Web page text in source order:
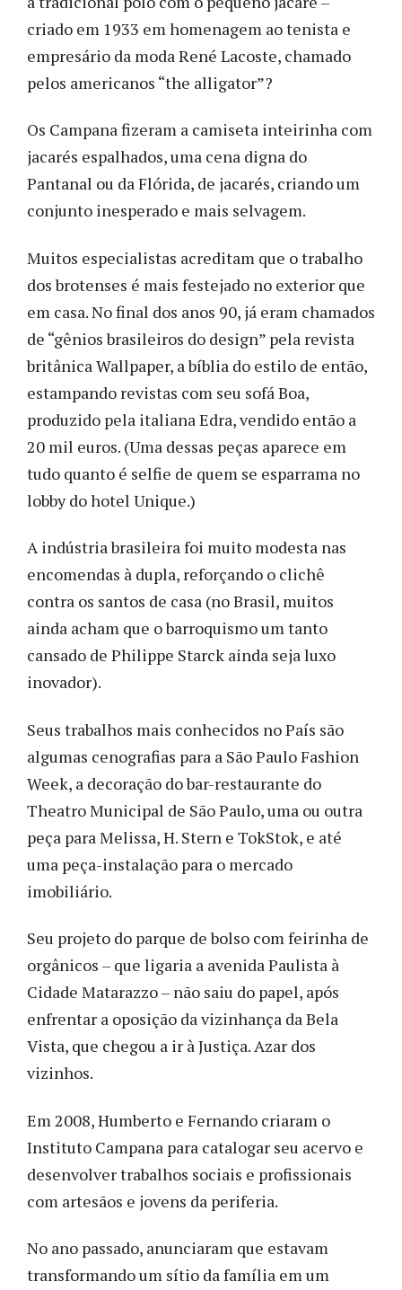
criado em 1933 em homenagem ao tenista e
empresário da moda René Lacoste, chamado
pelos americanos “the alligator”?
Os Campana fizeram a camiseta inteirinha com
jacarés espalhados, uma cena digna do
Pantanal ou da Flórida, de jacarés, criando um
conjunto inesperado e mais selvagem.
Muitos especialistas acreditam que o trabalho
dos brotenses é mais festejado no exterior que
em casa. No final dos anos 90, já eram chamados
de “gênios brasileiros do design” pela revista
britânica Wallpaper, a bíblia do estilo de então,
estampando revistas com seu sofá Boa,
produzido pela italiana Edra, vendido então a
20 mil euros. (Uma dessas peças aparece em
tudo quanto é selfie de quem se esparrama no
lobby do hotel Unique.)
A indústria brasileira foi muito modesta nas
encomendas à dupla, reforçando o clichê
contra os santos de casa (no Brasil, muitos
ainda acham que o barroquismo um tanto
cansado de Philippe Starck ainda seja luxo
inovador).
Seus trabalhos mais conhecidos no País são
algumas cenografias para a São Paulo Fashion
Week, a decoração do bar-restaurante do
Theatro Municipal de São Paulo, uma ou outra
peça para Melissa, H. Stern e TokStok, e até
uma peça-instalação para o mercado
imobiliário.
Seu projeto do parque de bolso com feirinha de
orgânicos – que ligaria a avenida Paulista à
Cidade Matarazzo – não saiu do papel, após
enfrentar a oposição da vizinhança da Bela
Vista, que chegou a ir à Justiça. Azar dos
vizinhos.
Em 2008, Humberto e Fernando criaram o
Instituto Campana para catalogar seu acervo e
desenvolver trabalhos sociais e profissionais
com artesãos e jovens da periferia.
No ano passado, anunciaram que estavam
transformando um sítio da família em um